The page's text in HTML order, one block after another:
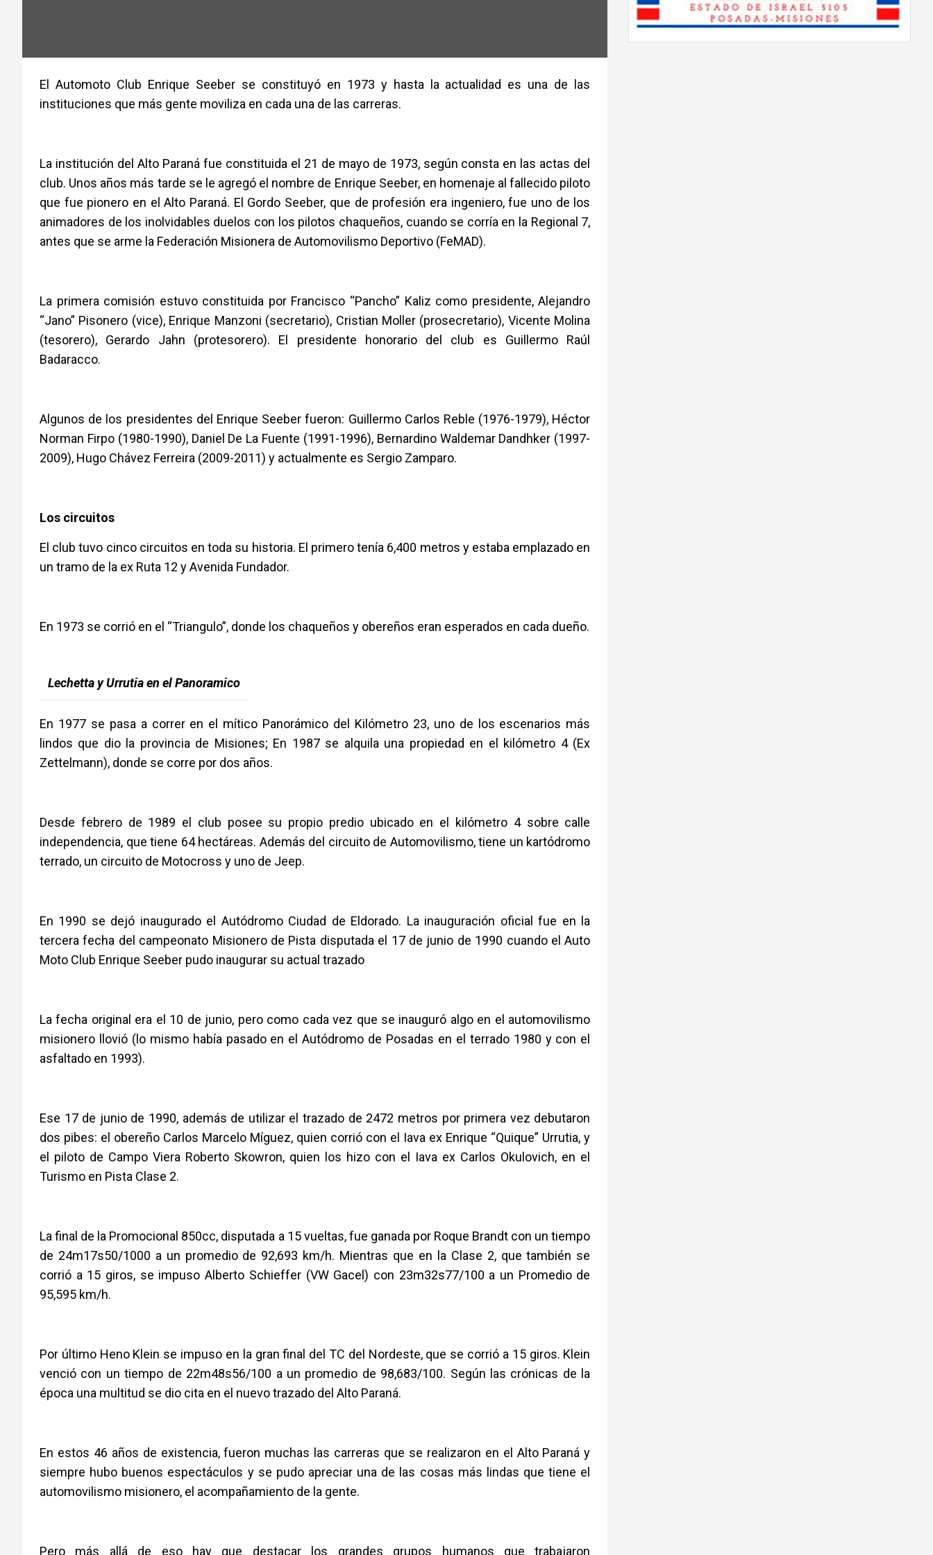
El Automoto Club Enrique Seeber se constituyó en 1973 y hasta la actualidad es una de las
instituciones que más gente moviliza en cada una de las carreras.
La institución del Alto Paraná fue constituida el 21 de mayo de 1973, según consta en las actas del
club. Unos años más tarde se le agregó el nombre de Enrique Seeber, en homenaje al fallecido piloto
que fue pionero en el Alto Paraná. El Gordo Seeber, que de profesión era ingeniero, fue uno de los
animadores de los inolvidables duelos con los pilotos chaqueños, cuando se corría en la Regional 7,
antes que se arme la Federación Misionera de Automovilismo Deportivo (FeMAD).
La primera comisión estuvo constituida por Francisco “Pancho” Kaliz como presidente, Alejandro
“Jano” Pisonero (vice), Enrique Manzoni (secretario), Cristian Moller (prosecretario), Vicente Molina
(tesorero), Gerardo Jahn (protesorero). El presidente honorario del club es Guillermo Raúl
Badaracco.
Algunos de los presidentes del Enrique Seeber fueron: Guillermo Carlos Reble (1976-1979), Héctor
Norman Firpo (1980-1990), Daniel De La Fuente (1991-1996), Bernardino Waldemar Dandhker (1997-
2009), Hugo Chávez Ferreira (2009-2011) y actualmente es Sergio Zamparo.
Los circuitos
El club tuvo cinco circuitos en toda su historia. El primero tenía 6,400 metros y estaba emplazado en
un tramo de la ex Ruta 12 y Avenida Fundador.
En 1973 se corrió en el “Triangulo”, donde los chaqueños y obereños eran esperados en cada dueño.
Lechetta y Urrutia en el Panoramico
En 1977 se pasa a correr en el mítico Panorámico del Kilómetro 23, uno de los escenarios más
lindos que dio la provincia de Misiones; En 1987 se alquila una propiedad en el kilómetro 4 (Ex
Zettelmann), donde se corre por dos años.
Desde febrero de 1989 el club posee su propio predio ubicado en el kilómetro 4 sobre calle
independencia, que tiene 64 hectáreas. Además del circuito de Automovilismo, tiene un kartódromo
terrado, un circuito de Motocross y uno de Jeep.
En 1990 se dejó inaugurado el Autódromo Ciudad de Eldorado. La inauguración oficial fue en la
tercera fecha del campeonato Misionero de Pista disputada el 17 de junio de 1990 cuando el Auto
Moto Club Enrique Seeber pudo inaugurar su actual trazado
La fecha original era el 10 de junio, pero como cada vez que se inauguró algo en el automovilismo
misionero llovió (lo mismo había pasado en el Autódromo de Posadas en el terrado 1980 y con el
asfaltado en 1993).
Ese 17 de junio de 1990, además de utilizar el trazado de 2472 metros por primera vez debutaron
dos pibes: el obereño Carlos Marcelo Míguez, quien corrió con el Iava ex Enrique “Quique” Urrutia, y
el piloto de Campo Viera Roberto Skowron, quien los hizo con el Iava ex Carlos Okulovich, en el
Turismo en Pista Clase 2.
La final de la Promocional 850cc, disputada a 15 vueltas, fue ganada por Roque Brandt con un tiempo
de 24m17s50/1000 a un promedio de 92,693 km/h. Mientras que en la Clase 2, que también se
corrió a 15 giros, se impuso Alberto Schieffer (VW Gacel) con 23m32s77/100 a un Promedio de
95,595 km/h.
Por último Heno Klein se impuso en la gran final del TC del Nordeste, que se corrió a 15 giros. Klein
venció con un tiempo de 22m48s56/100 a un promedio de 98,683/100. Según las crónicas de la
época una multitud se dio cita en el nuevo trazado del Alto Paraná.
En estos 46 años de existencia, fueron muchas las carreras que se realizaron en el Alto Paraná y
siempre hubo buenos espectáculos y se pudo apreciar una de las cosas más lindas que tiene el
automovilismo misionero, el acompañamiento de la gente.
Pero más allá de eso hay que destacar los grandes grupos humanos que trabajaron